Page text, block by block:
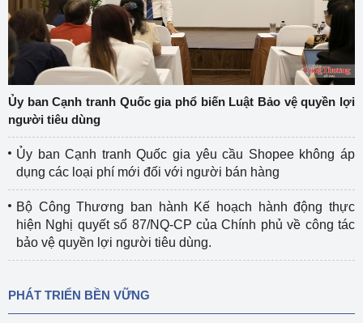
Ủy ban Cạnh tranh Quốc gia phổ biến Luật Bảo vệ quyền lợi
người tiêu dùng
Ủy ban Cạnh tranh Quốc gia yêu cầu Shopee không áp
dụng các loại phí mới đối với người bán hàng
Bộ Công Thương ban hành Kế hoạch hành động thực
hiện Nghị quyết số 87/NQ-CP của Chính phủ về công tác
bảo vệ quyền lợi người tiêu dùng.
PHÁT TRIỂN BỀN VỮNG